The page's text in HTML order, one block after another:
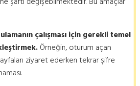
çalışması için gerekli temel
Örneğin, oturum açan
ziyaret ederken tekrar şifre